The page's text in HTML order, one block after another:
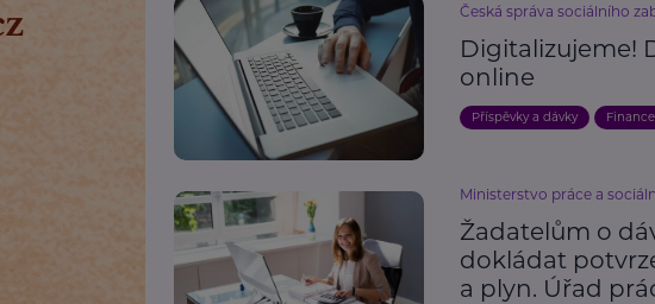
Česká správa sociálního
Digitalizujeme!
online
Příspěvky a dávky Finance
Ministerstvo práce a
Žadatelům o
dokládat
a plyn. Úřad